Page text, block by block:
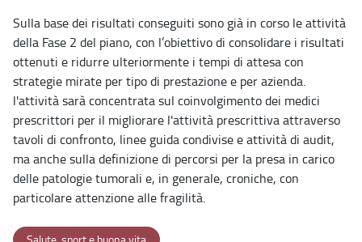
Sulla base dei risultati conseguiti sono già in corso le attività
della Fase 2 del piano, con l’obiettivo di consolidare i risultati
ottenuti e ridurre ulteriormente i tempi di attesa con
strategie mirate per tipo di prestazione e per azienda.
l'attività sarà concentrata sul coinvolgimento dei medici
prescrittori per il migliorare l'attività prescrittiva attraverso
tavoli di confronto, linee guida condivise e attività di audit,
ma anche sulla definizione di percorsi per la presa in carico
delle patologie tumorali e, in generale, croniche, con
particolare attenzione alle fragilità.